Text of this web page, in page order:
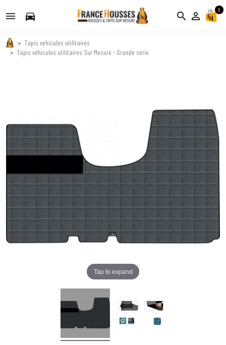
directions_car search person_outline
0
Tapis vehicules utilitaires
Tapis véhicules utilitaires Sur Mesure - Grande série
Tap to expand